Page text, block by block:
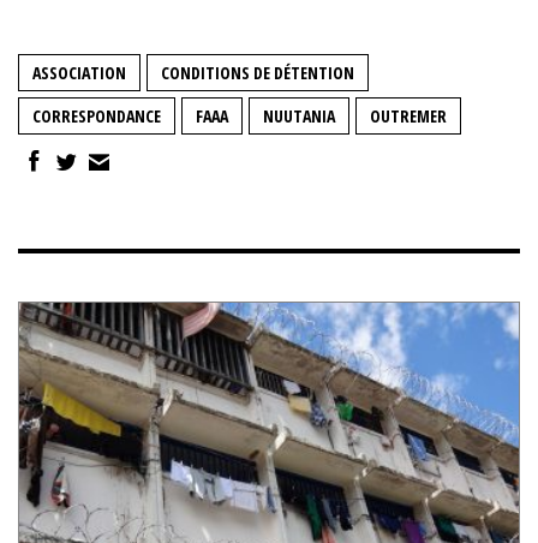
ASSOCIATION
CONDITIONS DE DÉTENTION
CORRESPONDANCE
FAAA NUUTANIA OUTREMER